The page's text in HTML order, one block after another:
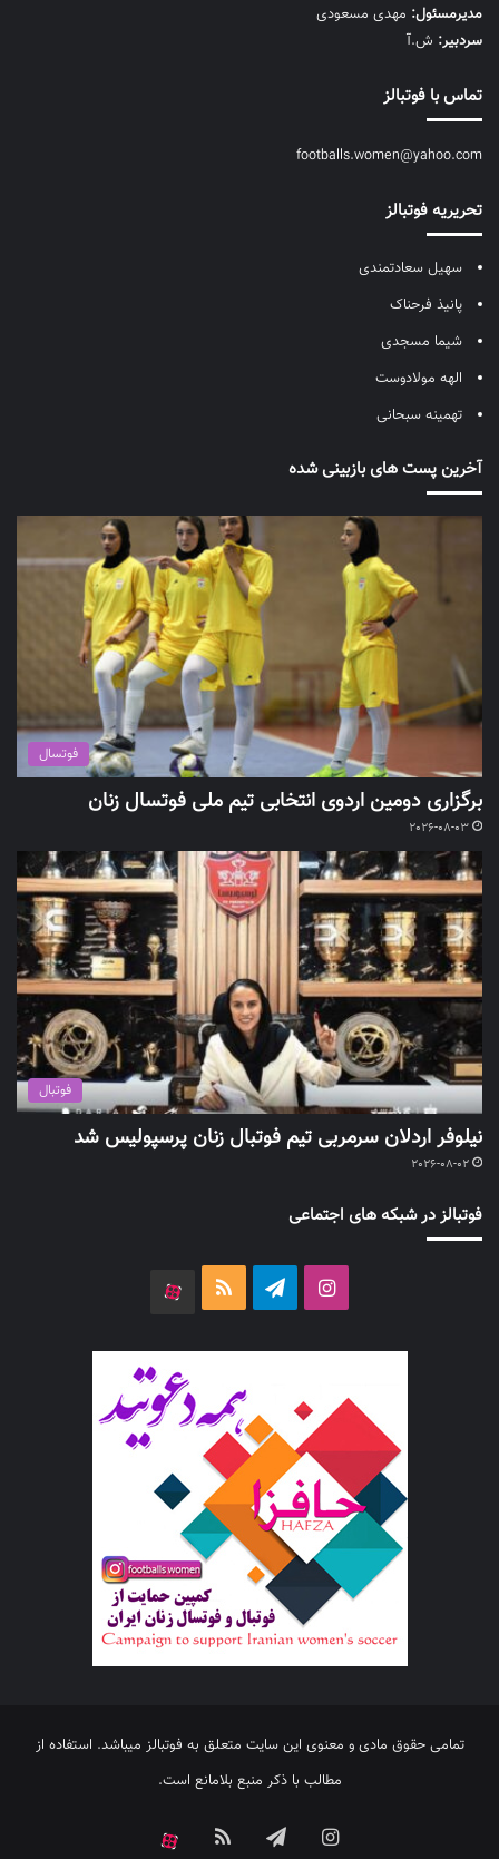
مديرمسئول: مهدی مسعودی
سردبیر: ش.آ
تماس با فوتبالز
footballs.women@yahoo.com
تحریریه فوتبالز
سهیل سعادتمندی
پانیذ فرحناک
شیما مسجدی
الهه مولادوست
تهمینه سبحانی
آخرین پست های بازبینی شده
فوتسال
برگزاری دومین اردوی انتخابی تیم ملی فوتسال زنان
2026-08-03
فوتبال
نیلوفر اردلان سرمربی تیم فوتبال زنان پرسپولیس شد
2026-08-02
فوتبالز در شبکه های اجتماعی
اینستاگرامتلگرام خوراک
تمامی حقوق مادی و معنوی این سایت متعلق به فوتبالز میباشد. استفاده از
مطالب با ذکر منبع بلامانع است.
اینستاگرامتلگرام خوراک